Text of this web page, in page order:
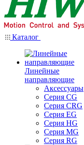
Каталог
Линейные
направляющие
Аксессуары
Серия CG
Серия CRG
Серия EG
Серия HG
Серия MG
Серия RG